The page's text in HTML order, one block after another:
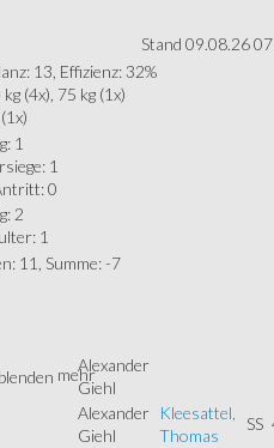
Stand 09.08.26
13, Effizienz: 32%
(4x), 75 kg (1x)
1
1
0
2
1
11, Summe: -7
mehrAlexander
Giehl
Alexander
Giehl
Kleesattel,
Thomas
SS